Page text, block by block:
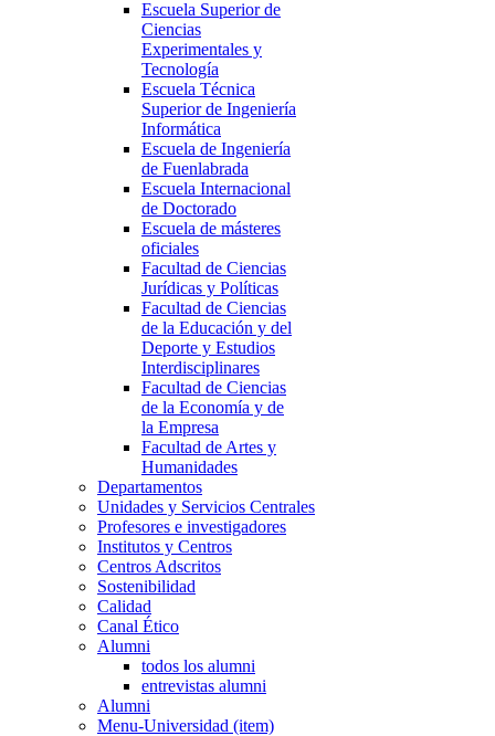
Escuela Superior de
Ciencias
Experimentales y
Tecnología
Escuela Técnica
Superior de Ingeniería
Informática
Escuela de Ingeniería
de Fuenlabrada
Escuela Internacional
de Doctorado
Escuela de másteres
oficiales
Facultad de Ciencias
Jurídicas y Políticas
Facultad de Ciencias
de la Educación y del
Deporte y Estudios
Interdisciplinares
Facultad de Ciencias
de la Economía y de
la Empresa
Facultad de Artes y
Humanidades
Departamentos
Unidades y Servicios Centrales
Profesores e investigadores
Institutos y Centros
Centros Adscritos
Sostenibilidad
Calidad
Canal Ético
Alumni
todos los alumni
entrevistas alumni
Alumni
Menu-Universidad (item)